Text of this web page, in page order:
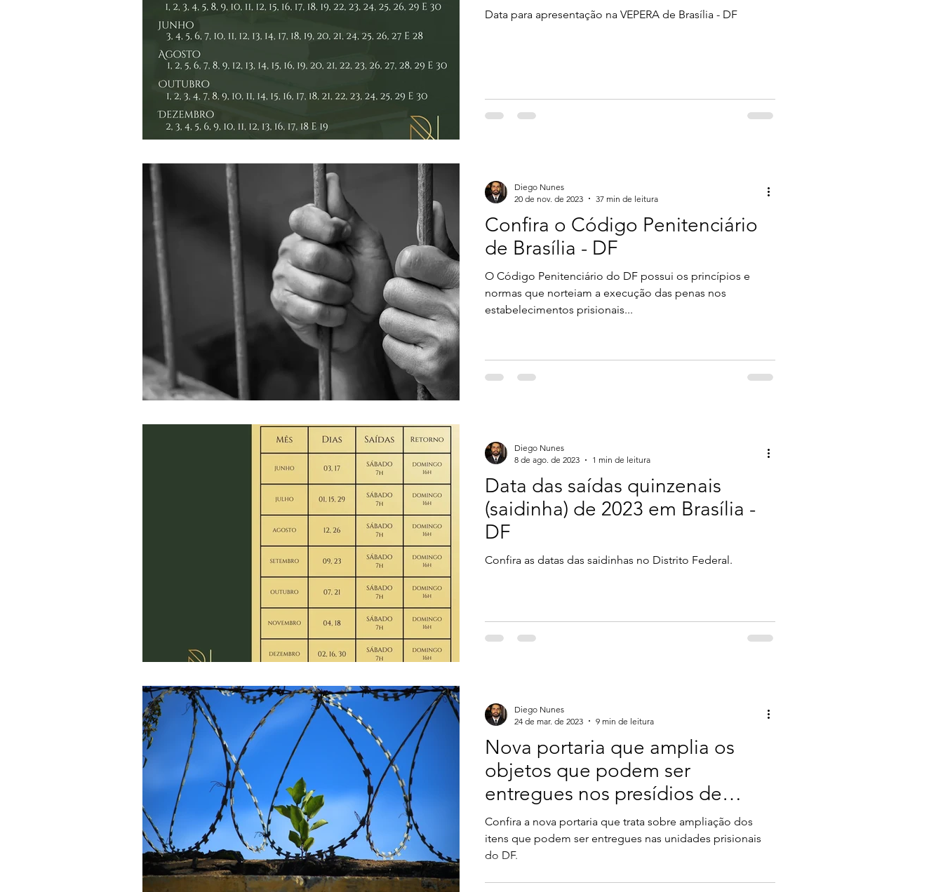
Data para apresentação na VEPERA de Brasília - DF
Confira o Código Penitenciário
de Brasília - DF
O Código Penitenciário do DF possui os princípios e
normas que norteiam a execução das penas nos
estabelecimentos prisionais...
Diego Nunes
20 de nov. de 2023
37 min de leitura
Data das saídas quinzenais
(saidinha) de 2023 em Brasília -
DF
Confira as datas das saidinhas no Distrito Federal.
Diego Nunes
8 de ago. de 2023
1 min de leitura
Nova portaria que amplia os
objetos que podem ser
entregues nos presídios de
Brasília - DF
Confira a nova portaria que trata sobre ampliação dos
itens que podem ser entregues nas unidades prisionais
do DF.
Diego Nunes
24 de mar. de 2023
9 min de leitura